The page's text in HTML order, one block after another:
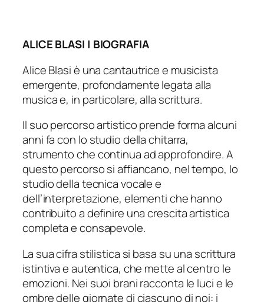
ALICE BLASI | BIOGRAFIA
Alice Blasi è una cantautrice e musicista
emergente, profondamente legata alla
musica e, in particolare, alla scrittura.
Il suo percorso artistico prende forma alcuni
anni fa con lo studio della chitarra,
strumento che continua ad approfondire. A
questo percorso si affiancano, nel tempo, lo
studio della tecnica vocale e
dell’interpretazione, elementi che hanno
contribuito a definire una crescita artistica
completa e consapevole.
La sua cifra stilistica si basa su una scrittura
istintiva e autentica, che mette al centro le
emozioni. Nei suoi brani racconta le luci e le
ombre delle giornate di ciascuno di noi: i